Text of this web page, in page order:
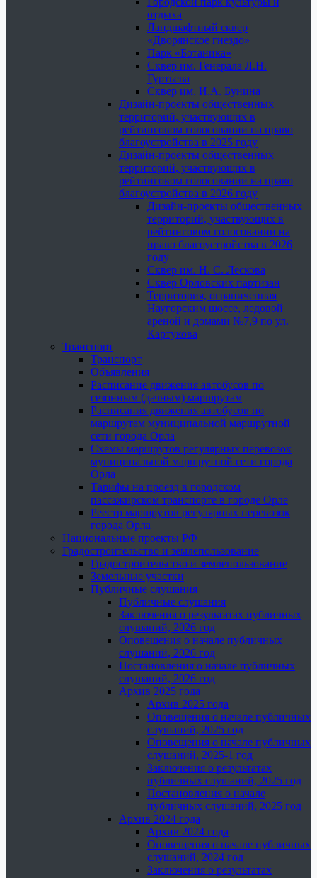
отдыха
Ландшафтный сквер
«Дворянское гнездо»
Парк «Ботаника»
Сквер им. Генерала Л.Н.
Гуртьева
Сквер им. И.А. Бунина
Дизайн-проекты общественных
территорий, участвующих в
рейтинговом голосовании на право
благоустройства в 2025 году
Дизайн-проекты общественных
территорий, участвующих в
рейтинговом голосовании на право
благоустройства в 2026 году
Дизайн-проекты общественных
территорий, участвующих в
рейтинговом голосовании на
право благоустройства в 2026
году
Сквер им. Н. С. Лескова
Сквер Орловских партизан
Территория, ограниченная
Наугорским шоссе, ледовой
ареной и домами №7,9 по ул.
Картукова
Транспорт
Транспорт
Объявления
Расписание движения автобусов по
сезонным (дачным) маршрутам
Расписания движения автобусов по
маршрутам муниципальной маршрутной
сети города Орла
Схемы маршрутов регулярных перевозок
муниципальной маршрутной сети города
Орла
Тарифы на проезд в городском
пассажирском транспорте в городе Орле
Реестр маршрутов регулярных перевозок
города Орла
Национальные проекты РФ
Градостроительство и землепользование
Градостроительство и землепользование
Земельные участки
Публичные слушания
Публичные слушания
Заключения о результатах публичных
слушаний, 2026 год
Оповещения о начале публичных
слушаний, 2026 год
Постановления о начале публичных
слушаний, 2026 год
Архив 2025 года
Архив 2025 года
Оповещения о начале публичных
слушаний, 2025 год
Оповещения о начале публичных
слушаний, 2025-1 год
Заключения о результатах
публичных слушаний, 2025 год
Постановления о начале
публичных слушаний, 2025 год
Архив 2024 года
Архив 2024 года
Оповещения о начале публичных
слушаний, 2024 год
Заключения о результатах